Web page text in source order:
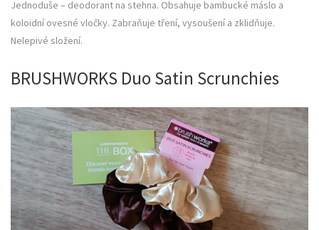
Jednoduše – deodorant na stehna. Obsahuje bambucké máslo a
koloidní ovesné vločky. Zabraňuje tření, vysoušení a zklidňuje.
Nelepivé složení.
BRUSHWORKS Duo Satin Scrunchies